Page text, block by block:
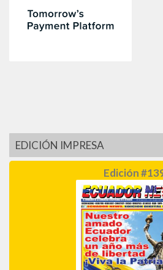
EDICIÓN IMPRESA
Edición